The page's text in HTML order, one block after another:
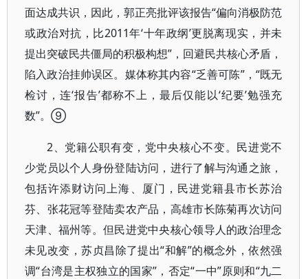
面达成共识，因此，郭正亮批评该报告“偏向消极防范
或政治对抗，比2011年‘十年政纲’更脱离现实，并未
提出突破民共僵局的积极构想”，回避民共核心矛盾，
陷入政治挂帅误区。媒体称其内容“乏善可陈”，“既无
检讨，连‘报告’都称不上，最后仅能以‘纪要’勉强充
数”。⑨
2、党籍公职有变，党中央核心不变。民进党不
少党员以个人身份登陆访问，进行了解与沟通之旅，
包括许添财访问上海、厦门，民进党籍县市长苏治
芬、张花冠等登陆卖农产品，高雄市长陈菊再次访问
天津、福州等。但民进党中央核心领导人的政治理念
未见改变，苏贞昌除了提出“和解”的概念外，依然强
调“台湾是主权独立的国家”，否定“一中”原则和“九二